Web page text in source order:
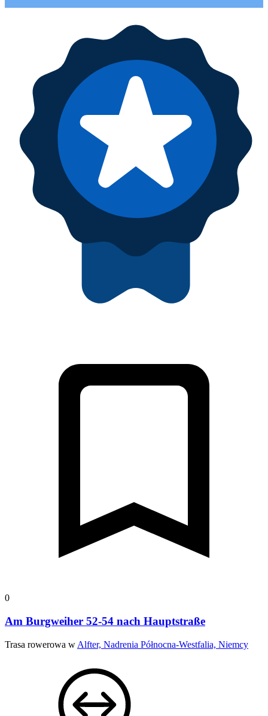
0
Am Burgweiher 52-54 nach Hauptstraße
Trasa rowerowa w Alfter, Nadrenia Północna-Westfalia, Niemcy